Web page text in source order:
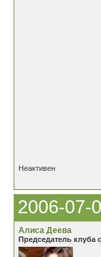
Неактивен
2006-07-
Алиса Деева
Председатель клуба